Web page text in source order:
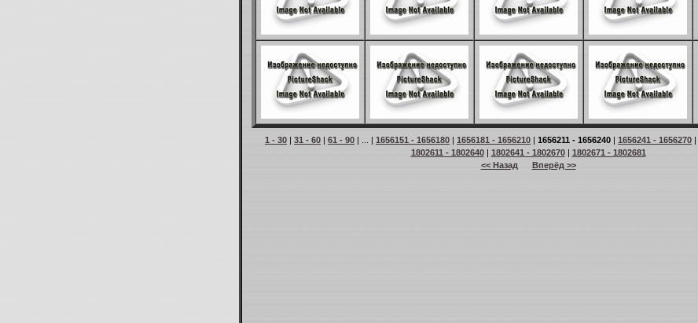
1 - 30 | 31 - 60 | 61 - 90 | ... | 1656151 - 1656180 | 1656181 - 1656210 | 1656211 - 1656240 | 1656241 - 1656270 |
1802611 - 1802640| 1802641 - 1802670| 1802671 - 1802681
<< Назад
Вперёд >>